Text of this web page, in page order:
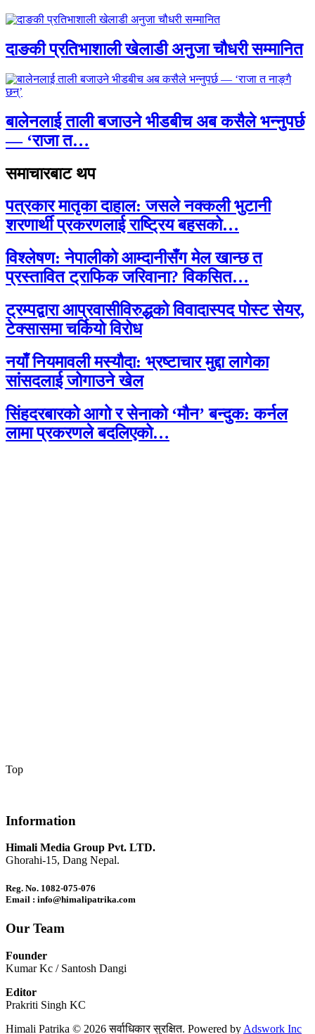
दाङकी प्रतिभाशाली खेलाडी अनुजा चौधरी सम्मानित
बालेनलाई ताली बजाउने भीडबीच अब कसैले भन्नुपर्छ
— ‘राजा त…
समाचारबाट थप
पत्रकार मातृका दाहाल: जसले नक्कली भुटानी
शरणार्थी प्रकरणलाई राष्ट्रिय बहसको…
विश्लेषण: नेपालीको आम्दानीसँग मेल खान्छ त
प्रस्तावित ट्राफिक जरिवाना? विकसित…
ट्रम्पद्वारा आप्रवासीविरुद्धको विवादास्पद पोस्ट सेयर,
टेक्सासमा चर्कियो विरोध
नयाँ नियमावली मस्यौदा: भ्रष्टाचार मुद्दा लागेका
सांसदलाई जोगाउने खेल
सिंहदरबारको आगो र सेनाको ‘मौन’ बन्दुक: कर्नल
लामा प्रकरणले बदलिएको…
Top
Information
Himali Media Group Pvt. LTD.
Ghorahi-15, Dang Nepal.
Reg. No. 1082-075-076
Email : info@himalipatrika.com
Our Team
Founder
Kumar Kc / Santosh Dangi
Editor
Prakriti Singh KC
Himali Patrika © 2026 सर्वाधिकार सुरक्षित. Powered by Adswork Inc